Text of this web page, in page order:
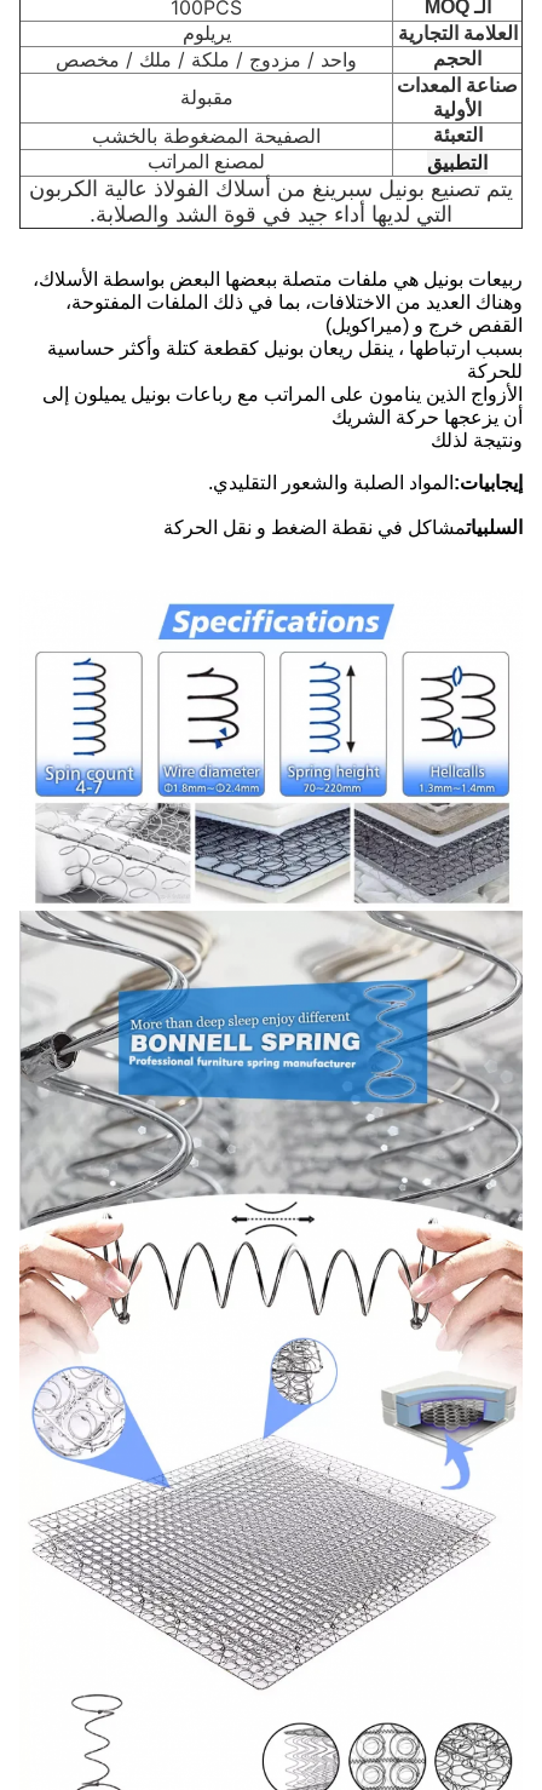
الـ MOQ 100PCS
العلامة التجارية
يريلوم
الحجم
واحد / مزدوج / ملكة / ملك / مخصص
صناعة المعدات
الأولية
مقبولة
التعبئة
الصفيحة المضغوطة بالخشب
التطبيق
لمصنع المراتب
يتم تصنيع بونيل سبرينغ من أسلاك الفولاذ عالية الكربون
التي لديها أداء جيد في قوة الشد والصلابة.
ربيعات بونيل هي ملفات متصلة ببعضها البعض بواسطة الأسلاك،
وهناك العديد من الاختلافات، بما في ذلك الملفات المفتوحة،
القفص خرج و (ميراكويل)
بسبب ارتباطها ، ينقل ريعان بونيل كقطعة كتلة وأكثر حساسية
للحركة
الأزواج الذين ينامون على المراتب مع رباعات بونيل يميلون إلى
أن يزعجها حركة الشريك
ونتيجة لذلك
إيجابيات: المواد الصلبة والشعور التقليدي.
السلبياتمشاكل في نقطة الضغط و نقل الحركة